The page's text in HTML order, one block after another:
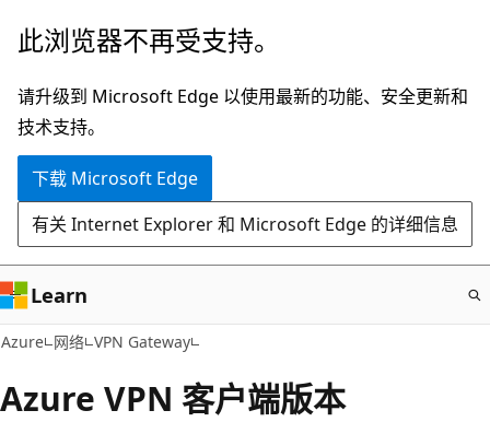
跳
主
要
内
此浏览器不再受支持。
请升级到 Microsoft Edge 以使用最新的功能、安全更新和
技术支持。
下载 Microsoft Edge
有关 Internet Explorer 和 Microsoft Edge 的详细信息
Learn
Azure 网络 VPN Gateway
Azure VPN 客户端版本